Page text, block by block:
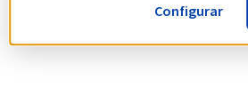
Configurar